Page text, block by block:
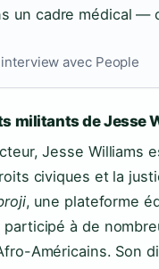
un cadre médical —
avec People
militants de Jesse
Jesse Williams
civiques et la
, une plateforme
à de
Américains. Son